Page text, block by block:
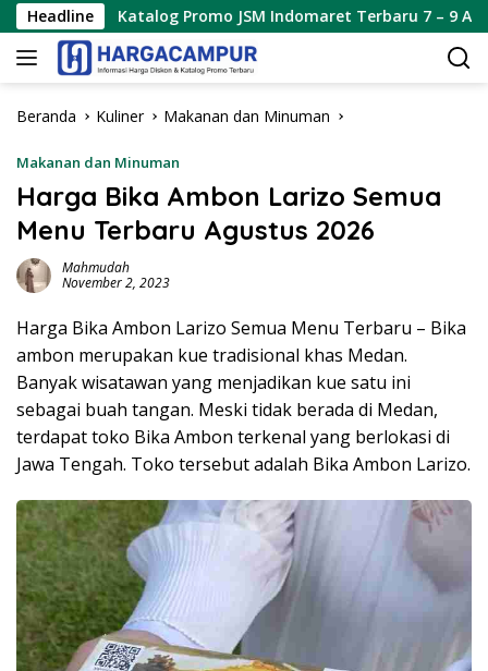
Langsung
ke
konten
Headline
Katalog Promo JSM Indomaret Terbaru 7 – 9 Agustus 2026
Beranda Kuliner Makanan dan Minuman
Makanan dan Minuman
Harga Bika Ambon Larizo Semua
Menu Terbaru Agustus 2026
Mahmudah
November 2, 2023
Harga Bika Ambon Larizo Semua Menu Terbaru – Bika
ambon merupakan kue tradisional khas Medan.
Banyak wisatawan yang menjadikan kue satu ini
sebagai buah tangan. Meski tidak berada di Medan,
terdapat toko Bika Ambon terkenal yang berlokasi di
Jawa Tengah. Toko tersebut adalah Bika Ambon Larizo.